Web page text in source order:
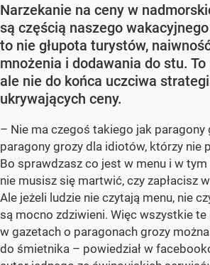
Narzekanie na ceny w
są częścią naszego
to nie głupota turystów,
mnożenia i dodawania do stu.
ale nie do końca uczciwa
ukrywających ceny.
– Nie ma czegoś takiego jak paragony
paragony grozy dla idiotów, którzy nie
Bo sprawdzasz co jest w menu i w
nie musisz się martwić, czy zapłacisz
Ale jeżeli ludzie nie czytają menu, nie
są mocno zdziwieni. Więc wszystkie
w gazetach o paragonach grozy
do śmietnika – powiedział w